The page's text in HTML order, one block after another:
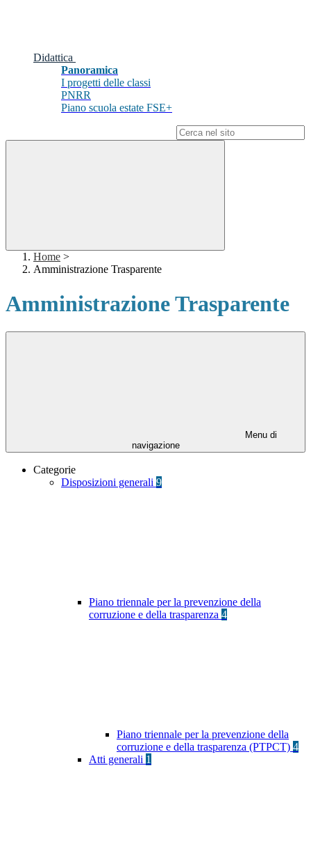
Didattica
Panoramica
I progetti delle classi
PNRR
Piano scuola estate FSE+
Home >
Amministrazione Trasparente
Amministrazione Trasparente
Menu di
navigazione
Categorie
Disposizioni generali 9
Piano triennale per la prevenzione della
corruzione e della trasparenza 4
Piano triennale per la prevenzione della
corruzione e della trasparenza (PTPCT) 4
Atti generali 1